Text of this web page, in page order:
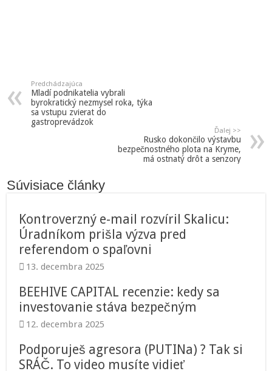
Predchádzajúca
Mladí podnikatelia vybrali
byrokratický nezmysel roka, týka
sa vstupu zvierat do
gastroprevádzok
Ďalej >>
Rusko dokončilo výstavbu
bezpečnostného plota na Kryme,
má ostnatý drôt a senzory
Súvisiace články
Kontroverzný e-mail rozvíril Skalicu:
Úradníkom prišla výzva pred
referendom o spaľovni
13. decembra 2025
BEEHIVE CAPITAL recenzie: kedy sa
investovanie stáva bezpečným
12. decembra 2025
Podporuješ agresora (PUTINa) ? Tak si
SRÁČ. To video musíte vidieť